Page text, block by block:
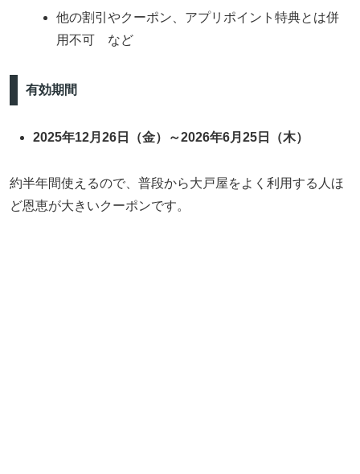
他の割引やクーポン、アプリポイント特典とは併
用不可 など
有効期間
2025年12月26日（金）～2026年6月25日（木）
約半年間使えるので、普段から大戸屋をよく利用する人ほ
ど恩恵が大きいクーポンです。